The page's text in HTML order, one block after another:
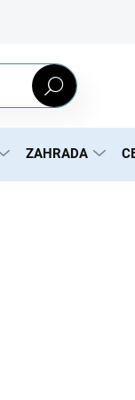
Hledat
ZAHRADA